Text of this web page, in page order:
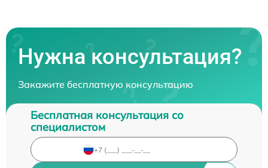
Нужна консультация?
Закажите бесплатную консультацию
Бесплатная консультация со
специалистом